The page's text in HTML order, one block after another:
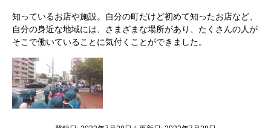
知っているお店や施設。自分の町だけど初めて知ったお店など、
自分の身近な地域には、さまざまな場所があり、たくさんの人が
そこで働いていることに気付くことができました。